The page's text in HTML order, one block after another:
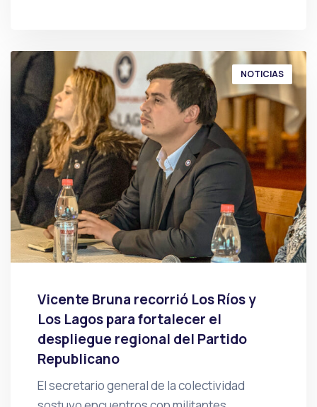
NOTICIAS
Vicente Bruna recorrió Los Ríos y
Los Lagos para fortalecer el
despliegue regional del Partido
Republicano
El secretario general de la colectividad